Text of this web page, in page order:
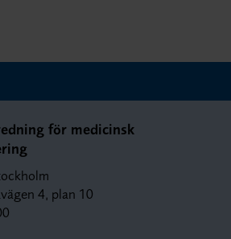
för medicinsk
4, plan 10